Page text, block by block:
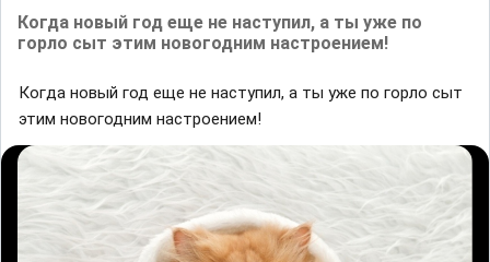
Когда новый год еще не наступил, а ты уже по
горло сыт этим новогодним настроением!
Когда новый год еще не наступил, а ты уже по горло сыт
этим новогодним настроением!